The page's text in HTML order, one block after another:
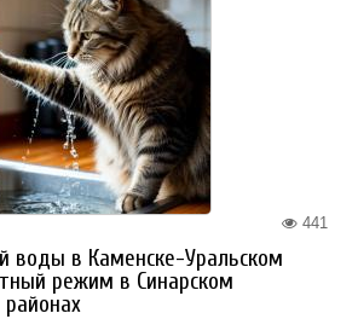
441
воды в Каменске-Уральском
режим в Синарском
районах